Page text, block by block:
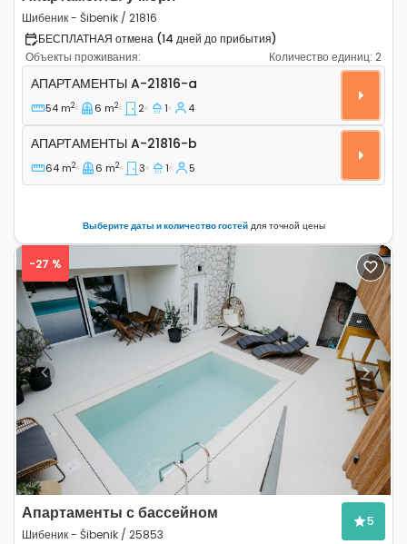
Шибеник - Šibenik / 21816
БЕСПЛАТНАЯ отмена (14 дней до прибытия)
Объекты проживания:
Количество единиц: 2
Двухкомнатные апартаменты Шибеник - Šibenik A-
АПАРТАМЕНТЫ A-21816-a
54 m2 6 m2 2 1 4
Апартаменты A-21816-b
АПАРТАМЕНТЫ A-21816-b
64 m2 6 m2 3 1 5
Выберите даты и количество гостейдля точной цены
Previous Next
-27 %
Апартаменты с бассейном
Шибеник - Šibenik / 25853
5